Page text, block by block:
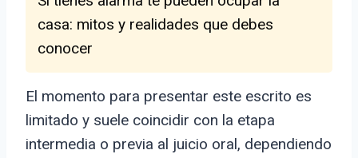
casa: mitos y realidades que debes
conocer
El momento para presentar este escrito es
limitado y suele coincidir con la etapa
intermedia o previa al juicio oral, dependiendo